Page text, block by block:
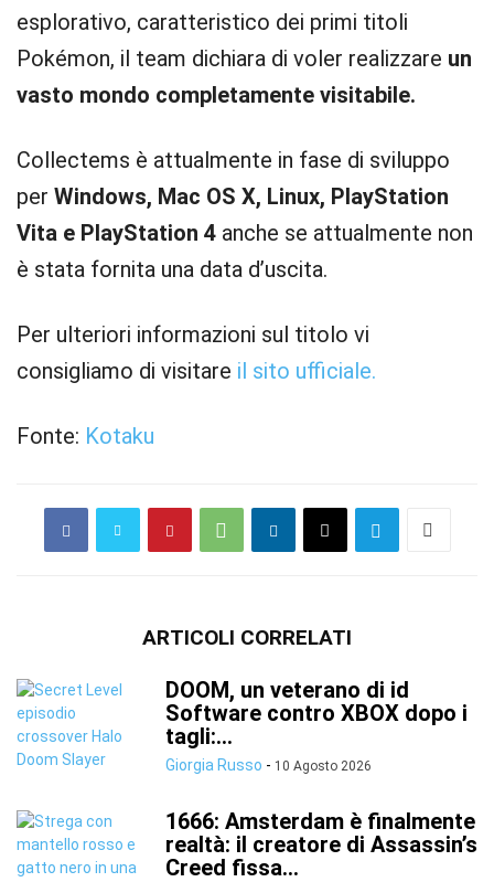
esplorativo, caratteristico dei primi titoli
Pokémon, il team dichiara di voler realizzare un
vasto mondo completamente visitabile.
Collectems è attualmente in fase di sviluppo
per Windows, Mac OS X, Linux, PlayStation
Vita e PlayStation 4 anche se attualmente non
è stata fornita una data d’uscita.
Per ulteriori informazioni sul titolo vi
consigliamo di visitare il sito ufficiale.
Fonte: Kotaku
ARTICOLI CORRELATI
DOOM, un veterano di id
Software contro XBOX dopo i
tagli:...
Giorgia Russo - 10 Agosto 2026
1666: Amsterdam è finalmente
realtà: il creatore di Assassin’s
Creed fissa...